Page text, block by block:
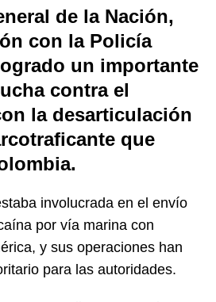
de la Nación,
con la Policía
un importante
contra el
la desarticulación
que
involucrada en el envío
por vía marina con
y sus operaciones han
para las autoridades.